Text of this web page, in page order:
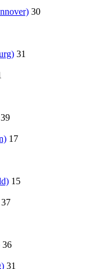
30
31
39
17
15
37
36
31